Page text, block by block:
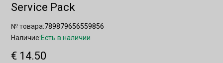
Service Pack
№ товара:789879656559856
Наличие:Есть в наличии
€ 14.50